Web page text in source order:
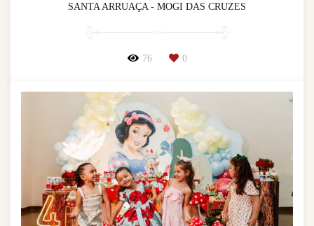
SANTA ARRUAÇA - MOGI DAS CRUZES
76 0